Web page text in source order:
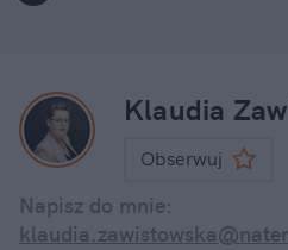
Klaudia
Obserwuj
Napisz do mnie: